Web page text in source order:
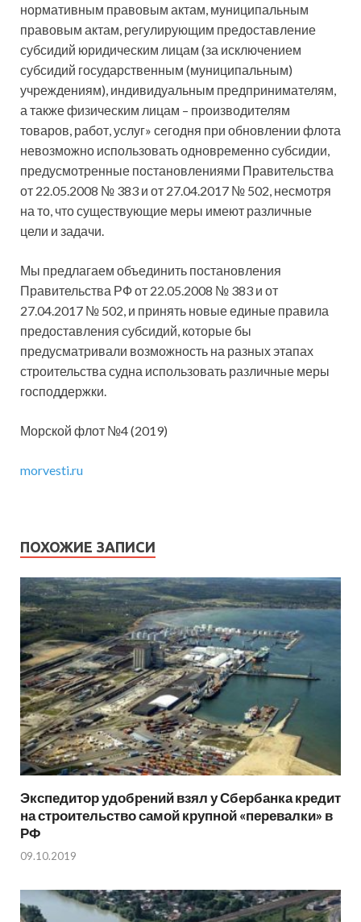
нормативным правовым актам, муниципальным
правовым актам, регулирующим предоставление
субсидий юридическим лицам (за исключением
субсидий государственным (муниципальным)
учреждениям), индивидуальным предпринимателям,
а также физическим лицам – производителям
товаров, работ, услуг» сегодня при обновлении флота
невозможно использовать одновременно субсидии,
предусмотренные постановлениями Правительства
от 22.05.2008 № 383 и от 27.04.2017 № 502, несмотря
на то, что существующие меры имеют различные
цели и задачи.
Мы предлагаем объединить постановления
Правительства РФ от 22.05.2008 № 383 и от
27.04.2017 № 502, и принять новые единые правила
предоставления субсидий, которые бы
предусматривали возможность на разных этапах
строительства судна использовать различные меры
господдержки.
Морской флот №4 (2019)
morvesti.ru
ПОХОЖИЕ ЗАПИСИ
Экспедитор удобрений взял у Сбербанка кредит
на строительство самой крупной «перевалки» в
РФ
09.10.2019